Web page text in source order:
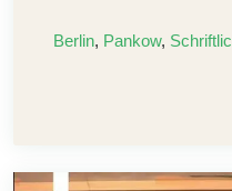
Berlin, Pankow,